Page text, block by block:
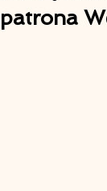
patrona